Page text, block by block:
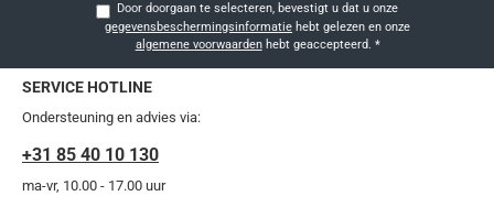
Door doorgaan te selecteren, bevestigt u dat u onze
gegevensbeschermingsinformatie
algemene voorwaardenhebt geaccepteerd. *
SERVICE HOTLINE
Ondersteuning en advies via:
+31 85 40 10 130
ma-vr, 10.00 - 17.00 uur